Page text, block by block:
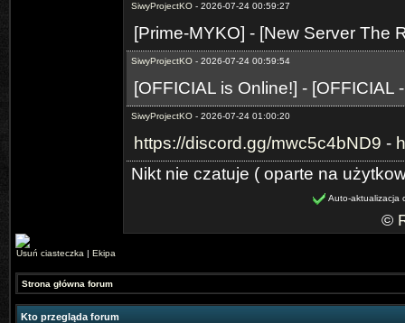
SiwyProjectKO- 2026-07-24 00:59:27
[Prime-MYKO] - [New Server The
SiwyProjectKO- 2026-07-24 00:59:54
[OFFICIAL is Online!] - [OFFICIAL
SiwyProjectKO- 2026-07-24 01:00:20
https://discord.gg/mwc5c4bND9 -
Nikt nie czatuje ( oparte na
Auto-aktualizacja
©
Usuń ciasteczka | Ekipa
Strona główna forum
Kto przegląda forum